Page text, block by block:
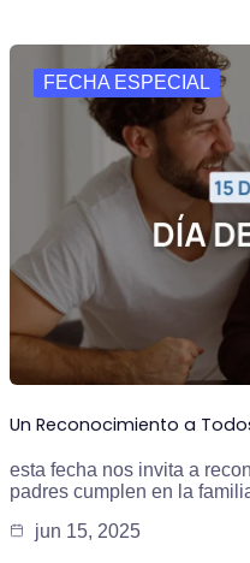
FECHA ESPECIAL
Un Reconocimiento a
esta fecha nos invita a
padres cumplen en la
jun 15, 2025